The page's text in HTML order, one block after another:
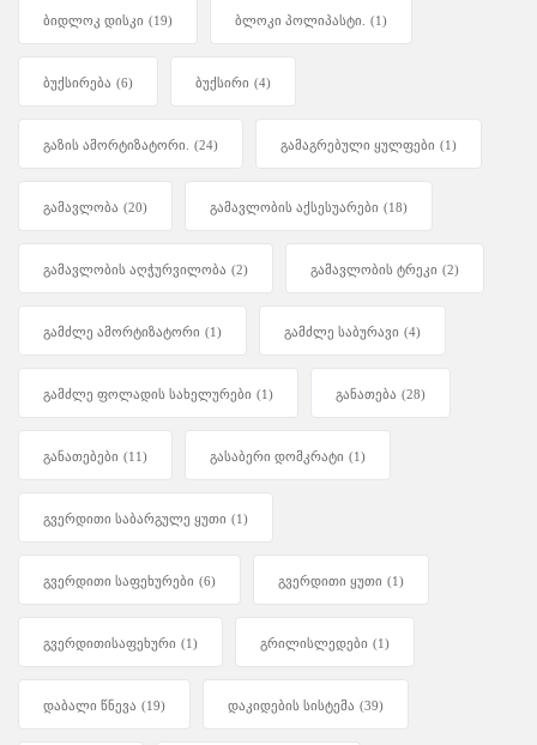
ბიდლოკ დისკი (19) ბლოკი პოლიპასტი. (1)
ბუქსირება (6) ბუქსირი (4)
გაზის ამორტიზატორი. (24) გამაგრებული ყულფები (1)
გამავლობა (20) გამავლობის აქსესუარები (18)
გამავლობის აღჭურვილობა (2) გამავლობის ტრეკი (2)
გამძლე ამორტიზატორი (1) გამძლე საბურავი (4)
გამძლე ფოლადის სახელურები (1) განათება (28)
განათებები (11) გასაბერი დომკრატი (1)
გვერდითი საბარგულე ყუთი (1)
გვერდითი საფეხურები (6) გვერდითი ყუთი (1)
გვერდითისაფეხური (1) გრილისლედები (1)
დაბალი წნევა (19) დაკიდების სისტემა (39)